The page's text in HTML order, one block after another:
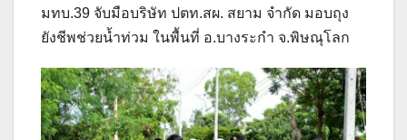
มทบ.39 จับมือบริษัท ปตท.สผ. สยาม จำกัด มอบถุง
ยังชีพช่วยน้ำท่วม ในพื้นที่ อ.บางระกำ จ.พิษณุโลก